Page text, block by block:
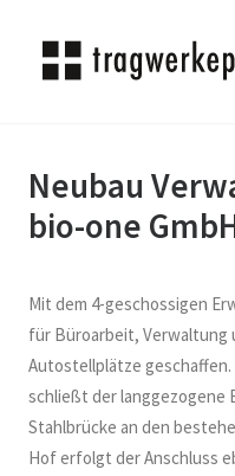
TRAGWERKEPLUS
BLOG
KARRIERE
KONTAKT
Neubau
bio-one
Mit dem 4-geschossigen
für Büroarbeit, Verwaltung
Autostellplätze
schließt der langgezogene
Stahlbrücke an den
Hof erfolgt der Anschluss